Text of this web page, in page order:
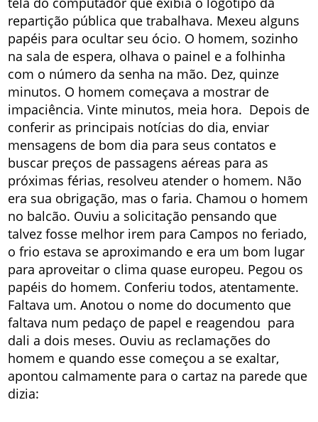
repartição pública que trabalhava. Mexeu alguns
papéis para ocultar seu ócio. O homem, sozinho
na sala de espera, olhava o painel e a folhinha
com o número da senha na mão. Dez, quinze
minutos. O homem começava a mostrar de
impaciência. Vinte minutos, meia hora. Depois de
conferir as principais notícias do dia, enviar
mensagens de bom dia para seus contatos e
buscar preços de passagens aéreas para as
próximas férias, resolveu atender o homem. Não
era sua obrigação, mas o faria. Chamou o homem
no balcão. Ouviu a solicitação pensando que
talvez fosse melhor irem para Campos no feriado,
o frio estava se aproximando e era um bom lugar
para aproveitar o clima quase europeu. Pegou os
papéis do homem. Conferiu todos, atentamente.
Faltava um. Anotou o nome do documento que
faltava num pedaço de papel e reagendou para
dali a dois meses. Ouviu as reclamações do
homem e quando esse começou a se exaltar,
apontou calmamente para o cartaz na parede que
dizia: